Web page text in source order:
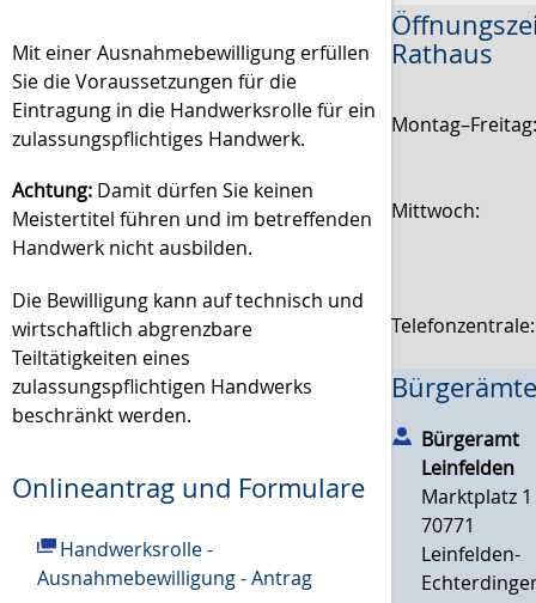
Mit einer Ausnahmebewilligung erfüllen
Sie die Voraussetzungen für die
Eintragung in die Handwerksrolle für ein
zulassungspflichtiges Handwerk.
Achtung: Damit dürfen Sie keinen
Meistertitel führen und im betreffenden
Handwerk nicht ausbilden.
Die Bewilligung kann auf technisch und
wirtschaftlich abgrenzbare
Teiltätigkeiten eines
zulassungspflichtigen Handwerks
beschränkt werden.
Onlineantrag und Formulare
Handwerksrolle -
Ausnahmebewilligung - Antrag
Rathaus
Mittwoch:
Bürgeramt
Leinfelden
Marktplatz 1
70771
Leinfelden-